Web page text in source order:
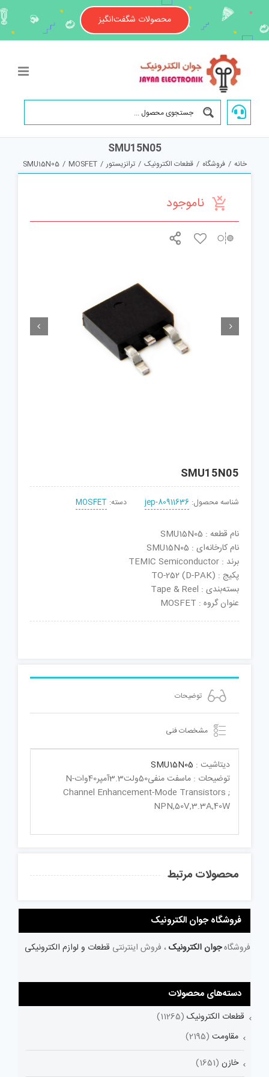
content
محصولات شگفت‌انگیز
SMU15N05
خانه / فروشگاه / قطعات الکترونیک / ترانزیستور /
MOSFET
/
SMU15N05
ناموجود
 
SMU15N05
شناسه محصول: jep-80911636 دسته: MOSFET
نام قطعه : SMU15N05
نام کارخانه‌ای : SMU15N05
برند : TEMIC Semiconductor
پکیج : TO-252 (D-PAK)
بسته‌بندی : Tape & Reel
عنوان گروه : MOSFET
توضیحات
مشخصات فنی
دیتاشیت : SMU15N05
توضیحات : ماسفت منفی50ولت3.3آمپر40واتN-
Channel Enhancement-Mode Transistors ;
NPN,50V,3.3A,40W
محصولات مرتبط
فروشگاه جوان الکترونیک
فروشگاهجوان الکترونیک ، فروش اینترنتی قطعات و لوازم الکترونیکی
دسته‌های محصولات
قطعات الکترونیک (11265)
مقاومت (2195)
خازن (1651)